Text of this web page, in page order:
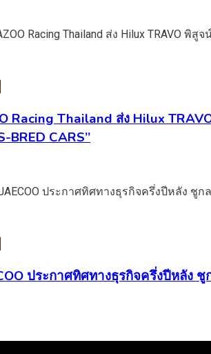
Racing Thailand ส่ง Hilux
BRED CARS”
ประกาศทิศทางธุรกิจครึ่งปีหลัง